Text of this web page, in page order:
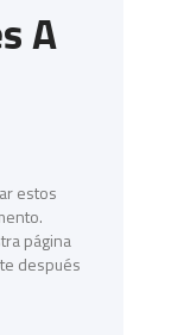
A
estos
página
después